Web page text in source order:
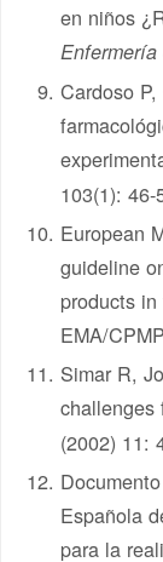
en niños
Cardoso
103(1): 46-
European
guideline
products
EMA/
Simar R,
(2002) 11:
Española
para la